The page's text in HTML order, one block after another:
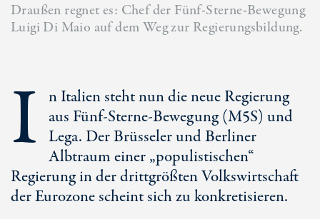
Draußen regnet es: Chef der Fünf-Sterne-Bewegung
Luigi Di Maio auf dem Weg zur Regierungsbildung.
I n Italien steht nun die neue Regierung
aus Fünf-Sterne-Bewegung (M5S) und
Lega. Der Brüsseler und Berliner
Albtraum einer „populistischen“
Regierung in der drittgrößten Volkswirtschaft
der Eurozone scheint sich zu konkretisieren.